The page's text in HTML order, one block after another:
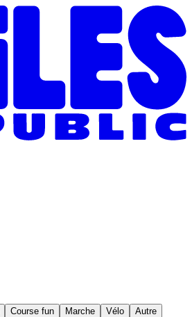
Course fun Marche Vélo Autre